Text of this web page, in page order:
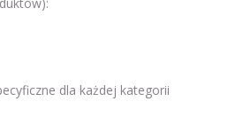
dla każdej kategorii